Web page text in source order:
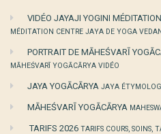
VIDÉO JAYAJI YOGINI MÉDITATION
MÉDITATION CENTRE JAYA DE YOGA
PORTRAIT DE MĀHEŚVARĪ
MĀHEŚVARĪ YOGĀCĀRYA VIDÉO
JAYA YOGĀCĀRYA JAYA
MĀHEŚVARĪ YOGĀCĀRYA
TARIFS 2026 TARIFS COURS, SOINS,